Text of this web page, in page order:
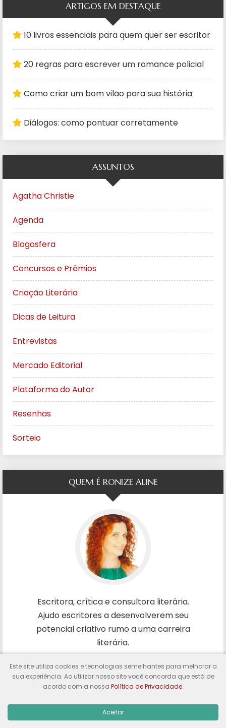
ARTIGOS EM DESTAQUE
10 livros essenciais para quem quer ser escritor
20 regras para escrever um romance policial
Como criar um bom vilão para sua história
Diálogos: como pontuar corretamente
ASSUNTOS
Agatha Christie
Agenda
Blogosfera
Concursos e Prêmios
Criação Literária
Dicas de Leitura
Entrevistas
Mercado Editorial
Plataforma do Autor
Resenhas
Sorteio
QUEM É RONIZE ALINE
Escritora, crítica e consultora literária.
Ajudo escritores a desenvolverem seu
potencial criativo rumo a uma carreira
literária.
SAIBA MAIS
Este site utiliza cookies e tecnologias semelhantes para melhorar a
sua experiência. Ao utilizar nosso site você concorda que está de
acordo com a nossa Política de Privacidade.
Aceitar